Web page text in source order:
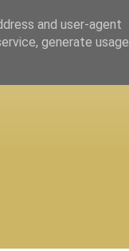
and user-agent
generate usage